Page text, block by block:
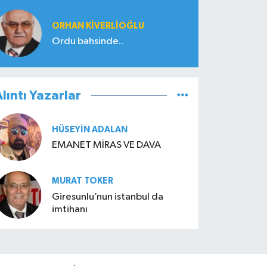
ORHAN KIVERLIOĞLU
Ordu bahsinde..
Yazarlar
HÜSEYIN ADALAN
EMANET MİRAS VE DAVA
MURAT TOKER
Giresunlu’nun istanbul da
imtihanı